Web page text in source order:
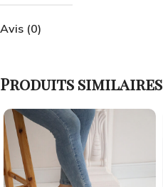
Avis (0)
Produits similaires